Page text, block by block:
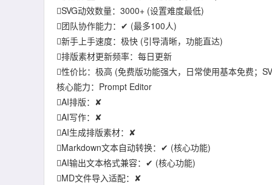
SVG动效数量：3000+ (设置难度最低)
团队协作能力：✔ (最多100人)
新手上手速度：极快 (引导清晰，功能直达)
排版素材更新频率：每日更新
性价比：极高 (免费版功能强大，日常使用基本免费；
核心能力：Prompt Editor
AI排版：✘
AI写作：✘
AI生成排版素材：✘
Markdown文本自动转换：✔ (核心功能)
AI输出文本格式兼容：✔ (核心功能)
MD文件导入适配：✘